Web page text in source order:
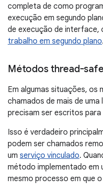
completa de como
execução em segundo
de execução de interface,
trabalho em segundo plano.
Métodos thread-safe
Em algumas situações, os
chamados de mais de
precisam ser escritos
Isso é verdadeiro
podem ser chamados
um serviço vinculado.
método implementado em
mesmo processo em que o